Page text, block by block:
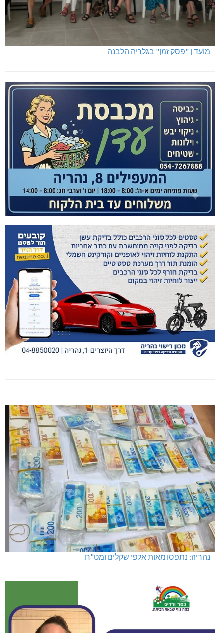
מועדון "פסק זמן" בגלריה הלבנה
נהריה: נתפסו מאות אלפי שקלים ומט"ח